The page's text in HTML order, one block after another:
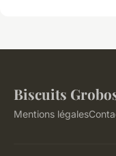
Biscuits
Mentions légales